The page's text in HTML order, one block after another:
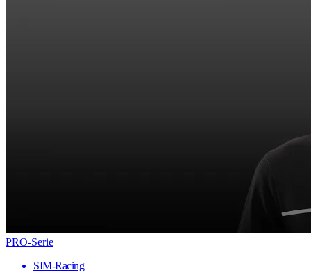
PRO-Serie
SIM-Racing